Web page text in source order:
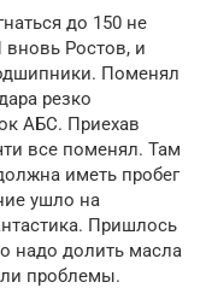
до 150 не
Ростов, и
Поменял
резко
АБС. Приехав
все поменял. Там
иметь пробег
ушло на
Пришлось
надо долить масла
проблемы.